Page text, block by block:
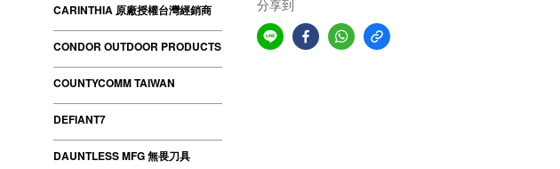
CARINTHIA 原廠授權台灣經銷商
CONDOR OUTDOOR PRODUCTS
COUNTYCOMM TAIWAN
DEFIANT7
DAUNTLESS MFG 無畏刀具
分享到